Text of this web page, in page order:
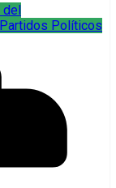
del
Partidos Políticos